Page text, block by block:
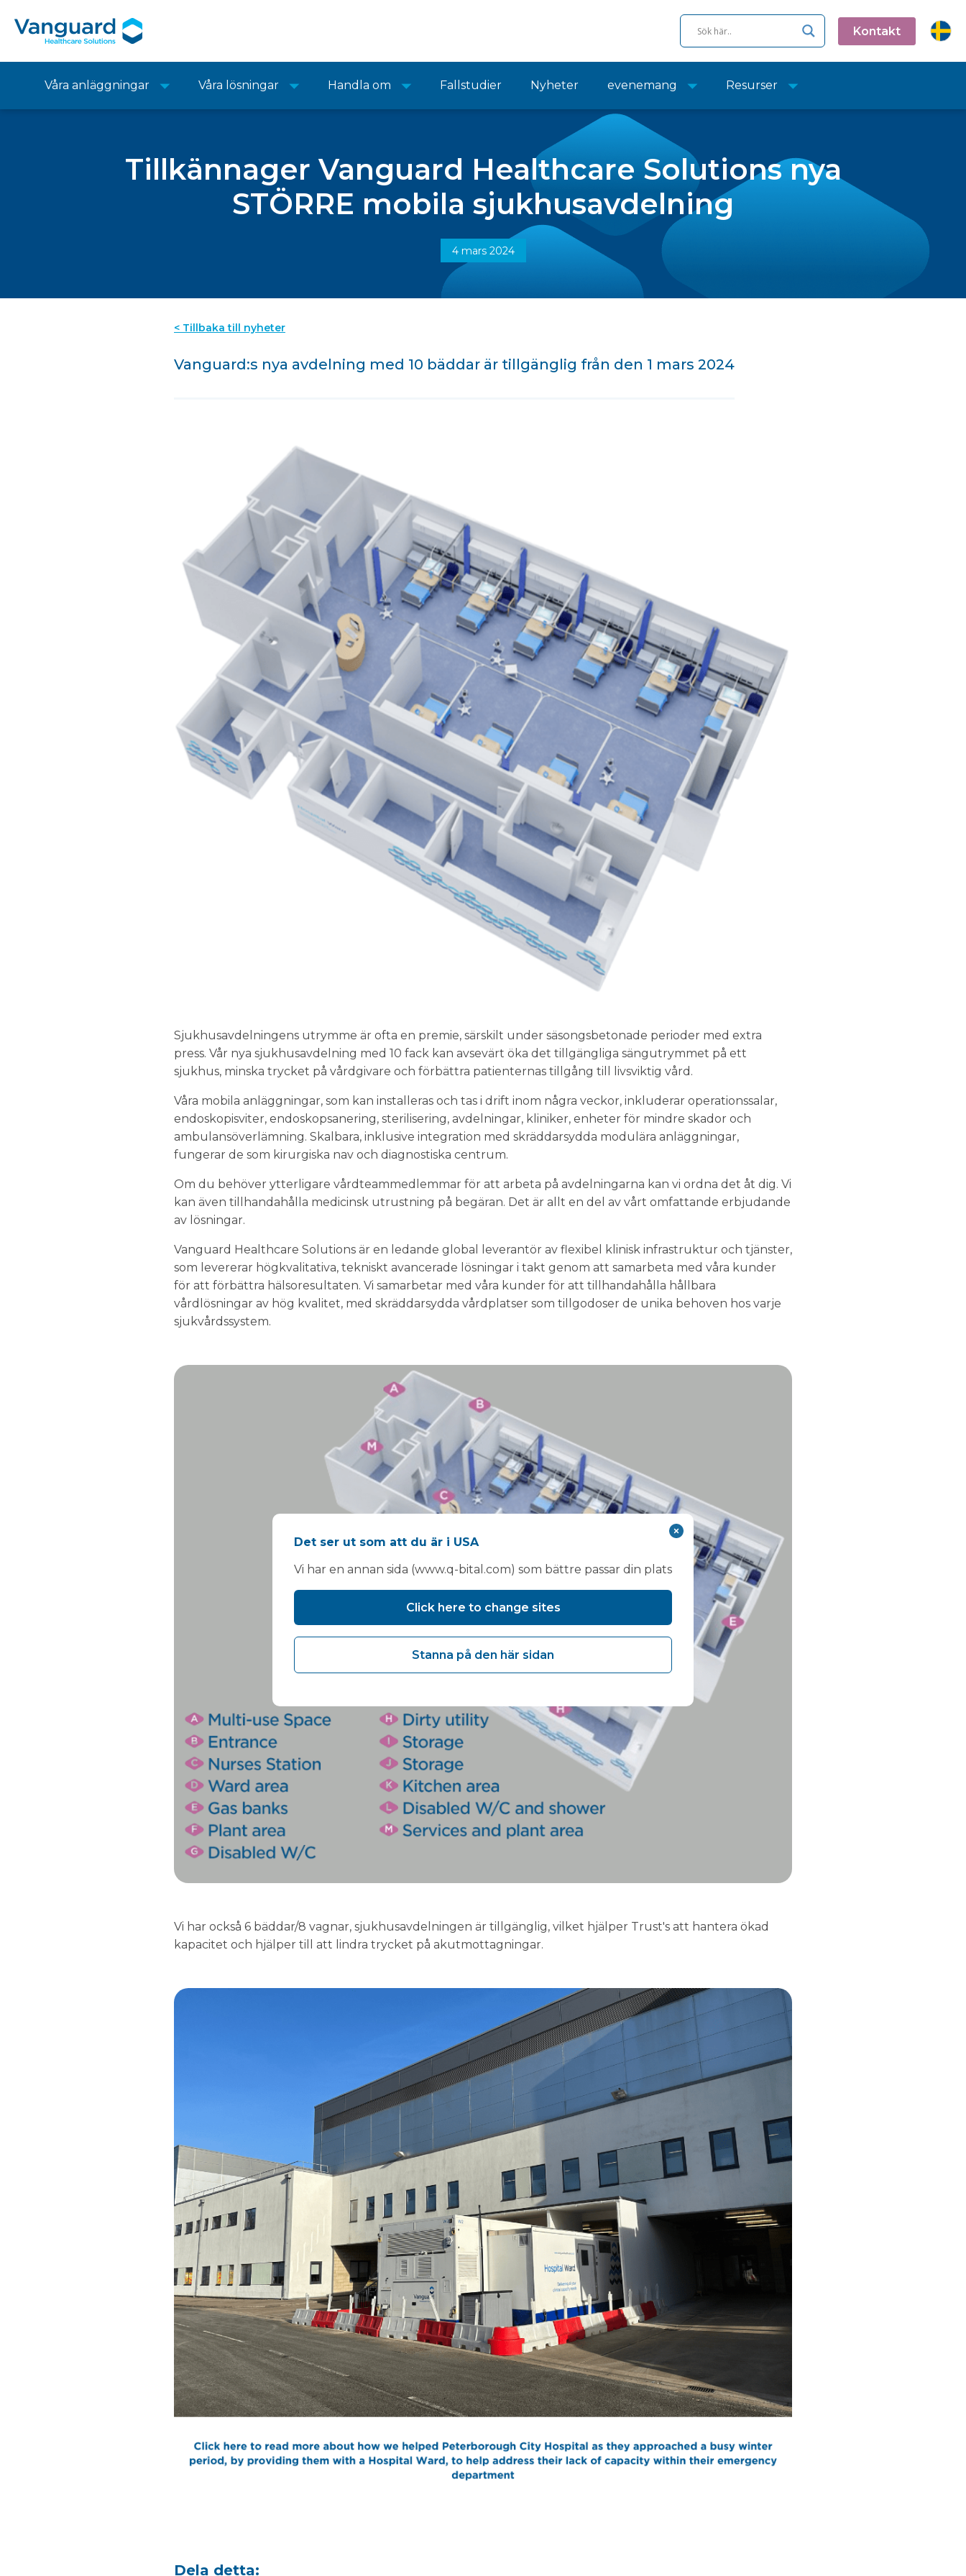
Kontakt
Våra anläggningar Våra lösningar Handla om Fallstudier Nyheter evenemang Resurser
Tillkännager Vanguard Healthcare Solutions nya
STÖRRE mobila sjukhusavdelning
4 mars 2024
< Tillbaka till nyheter
Vanguard:s nya avdelning med 10 bäddar är tillgänglig från den 1 mars 2024
Sjukhusavdelningens utrymme är ofta en premie, särskilt under säsongsbetonade perioder med extra
press. Vår nya sjukhusavdelning med 10 fack kan avsevärt öka det tillgängliga sängutrymmet på ett
sjukhus, minska trycket på vårdgivare och förbättra patienternas tillgång till livsviktig vård.
Våra mobila anläggningar, som kan installeras och tas i drift inom några veckor, inkluderar operationssalar,
endoskopisviter, endoskopsanering, sterilisering, avdelningar, kliniker, enheter för mindre skador och
ambulansöverlämning. Skalbara, inklusive integration med skräddarsydda modulära anläggningar,
fungerar de som kirurgiska nav och diagnostiska centrum.
Om du behöver ytterligare vårdteammedlemmar för att arbeta på avdelningarna kan vi ordna det åt dig. Vi
kan även tillhandahålla medicinsk utrustning på begäran. Det är allt en del av vårt omfattande erbjudande
av lösningar.
Vanguard Healthcare Solutions är en ledande global leverantör av flexibel klinisk infrastruktur och tjänster,
som levererar högkvalitativa, tekniskt avancerade lösningar i takt genom att samarbeta med våra kunder
för att förbättra hälsoresultaten. Vi samarbetar med våra kunder för att tillhandahålla hållbara
vårdlösningar av hög kvalitet, med skräddarsydda vårdplatser som tillgodoser de unika behoven hos varje
sjukvårdssystem.
Vi har också 6 bäddar/8 vagnar, sjukhusavdelningen är tillgänglig, vilket hjälper Trust's att hantera ökad
kapacitet och hjälper till att lindra trycket på akutmottagningar.
Dela detta:
Det ser ut som att du är i USA
Vi har en annan sida (www.q-bital.com) som bättre passar din plats
Click here to change sites
Stanna på den här sidan